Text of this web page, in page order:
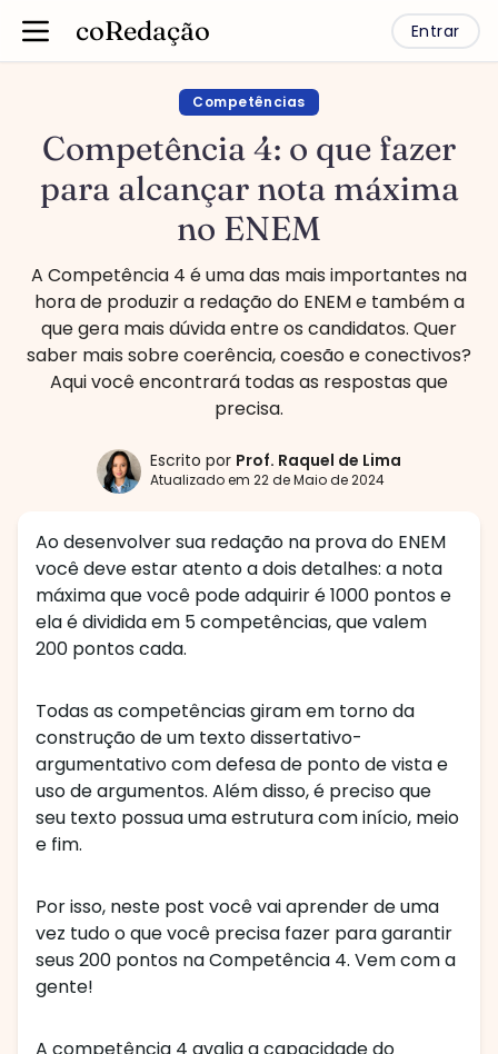
Entrar
coRedação
Competências
Competência 4: o que fazer
para alcançar nota máxima
no ENEM
A Competência 4 é uma das mais importantes na
hora de produzir a redação do ENEM e também a
que gera mais dúvida entre os candidatos. Quer
saber mais sobre coerência, coesão e conectivos?
Aqui você encontrará todas as respostas que
precisa.
Escrito por Prof. Raquel de Lima
Atualizado em 22 de Maio de 2024
Ao desenvolver sua redação na prova do ENEM
você deve estar atento a dois detalhes: a nota
máxima que você pode adquirir é 1000 pontos e
ela é dividida em 5 competências, que valem
200 pontos cada.
Todas as competências giram em torno da
construção de um texto dissertativo-
argumentativo com defesa de ponto de vista e
uso de argumentos. Além disso, é preciso que
seu texto possua uma estrutura com início, meio
e fim.
Por isso, neste post você vai aprender de uma
vez tudo o que você precisa fazer para garantir
seus 200 pontos na Competência 4. Vem com a
gente!